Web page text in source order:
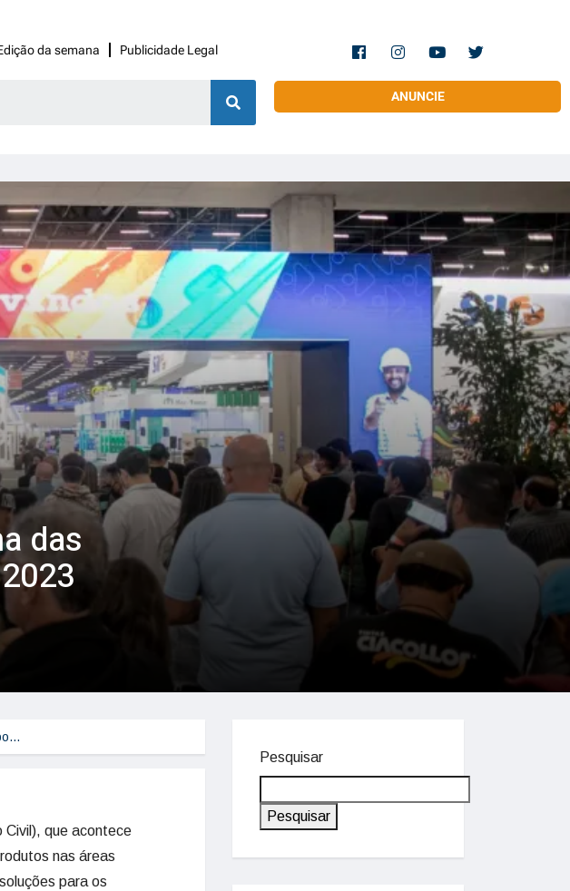
da semana Publicidade Legal
ANUNCIE
das
Civil), que acontece
nas áreas
para os
Pesquisar
Pesquisar